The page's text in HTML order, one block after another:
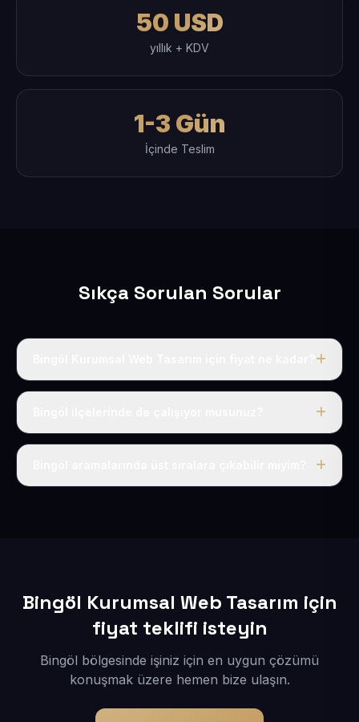
50 USD
yıllık + KDV
1-3 Gün
İçinde Teslim
Sıkça Sorulan Sorular
Bingöl dahil Türkiye’nin her yerinde geçerli yıllık tek
Elbette; Bingöl iline bağlı bütün ilçelere uzaktan ve
Bingöl Kurumsal Web Tasarım için
fiyat teklifi isteyin
Bingöl bölgesinde işiniz için en uygun çözümü
konuşmak üzere hemen bize ulaşın.